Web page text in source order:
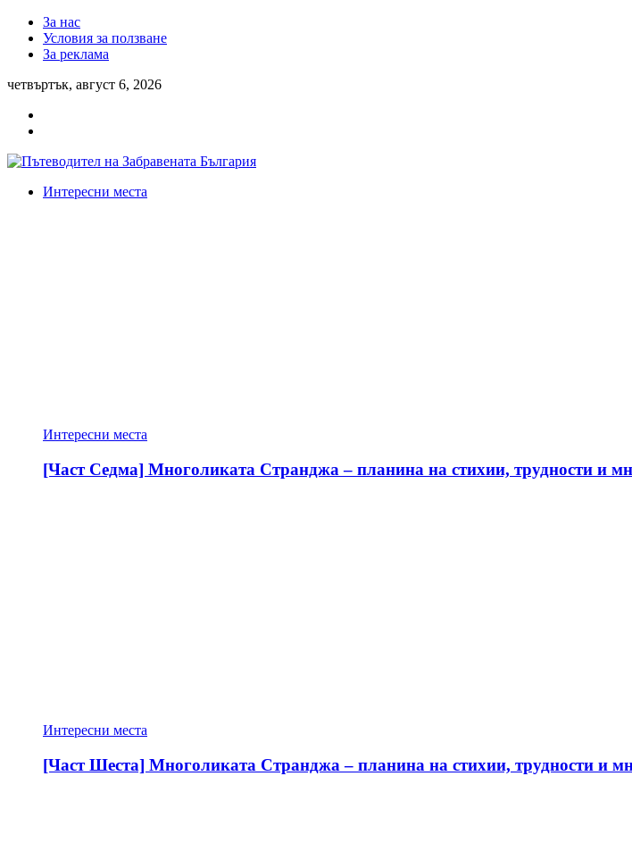
За нас
Условия за ползване
За реклама
четвъртък, август 6, 2026
Интересни места
Интересни места
[Част Седма] Многоликата Странджа – планина на стихии, трудности и
Интересни места
[Част Шеста] Многоликата Странджа – планина на стихии, трудности и